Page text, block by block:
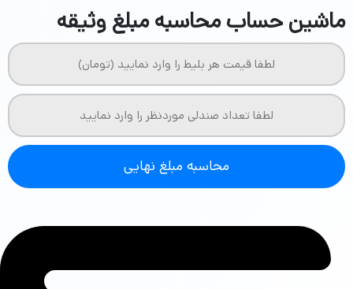
ماشین حساب محاسبه مبلغ وثیقه
محاسبه مبلغ نهایی